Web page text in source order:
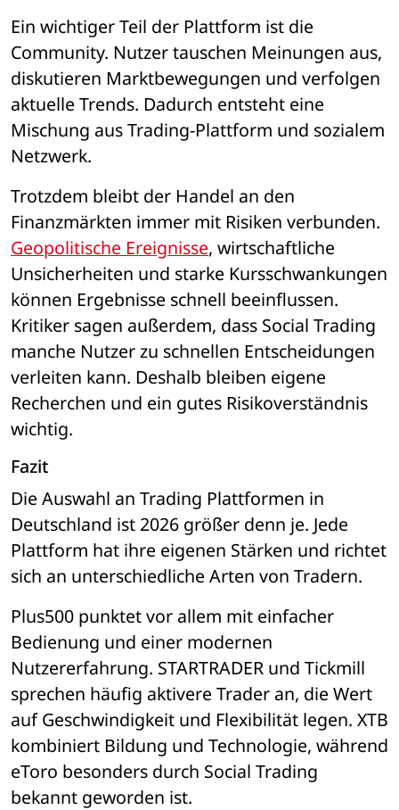
Ein wichtiger Teil der Plattform ist die
Community. Nutzer tauschen Meinungen aus,
diskutieren Marktbewegungen und verfolgen
aktuelle Trends. Dadurch entsteht eine
Mischung aus Trading-Plattform und sozialem
Netzwerk.
Trotzdem bleibt der Handel an den
Geopolitische Ereignisse, wirtschaftliche
Unsicherheiten und starke Kursschwankungen
können Ergebnisse schnell beeinflussen.
Kritiker sagen außerdem, dass Social Trading
manche Nutzer zu schnellen Entscheidungen
verleiten kann. Deshalb bleiben eigene
Recherchen und ein gutes Risikoverständnis
wichtig.
Fazit
Die Auswahl an Trading Plattformen in
Deutschland ist 2026 größer denn je. Jede
Plattform hat ihre eigenen Stärken und richtet
sich an unterschiedliche Arten von Tradern.
Plus500 punktet vor allem mit einfacher
Bedienung und einer modernen
Nutzererfahrung. STARTRADER und Tickmill
sprechen häufig aktivere Trader an, die Wert
auf Geschwindigkeit und Flexibilität legen. XTB
kombiniert Bildung und Technologie, während
eToro besonders durch Social Trading
bekannt geworden ist.